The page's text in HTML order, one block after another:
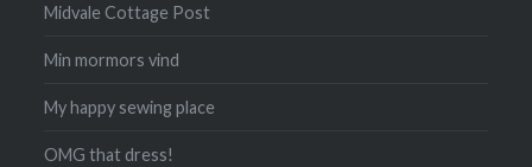
Midvale Cottage Post
Min mormors vind
My happy sewing place
OMG that dress!